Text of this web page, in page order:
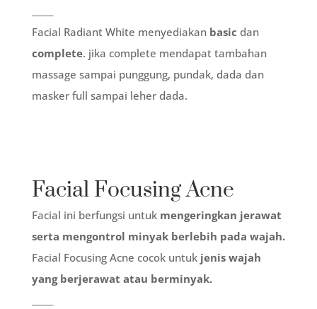
Facial Radiant White menyediakan basic dan
complete. jika complete mendapat tambahan
massage sampai punggung, pundak, dada dan
masker full sampai leher dada.
Facial Focusing Acne
Facial ini berfungsi untuk mengeringkan jerawat
serta mengontrol minyak berlebih pada wajah.
Facial Focusing Acne cocok untuk jenis wajah
yang berjerawat atau berminyak.